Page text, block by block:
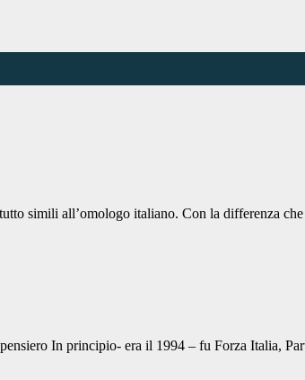
simili all’omologo italiano. Con la differenza
In principio- era il 1994 – fu Forza Italia,